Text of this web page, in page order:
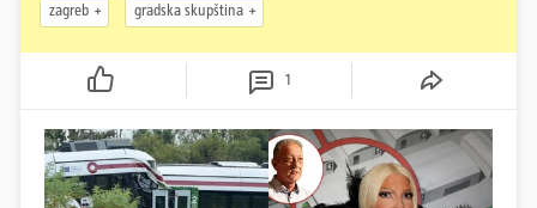
zagreb gradska skupština
1